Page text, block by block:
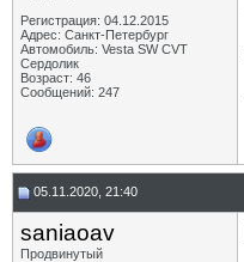
Регистрация: 04.12.2015
Адрес: Санкт-Петербург
Автомобиль: Vesta SW CVT
Сердолик
Возраст: 46
Сообщений: 247
05.11.2020, 21:40
saniaoav
Продвинутый